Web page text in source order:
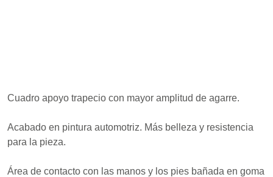
Cuadro apoyo trapecio con mayor amplitud de agarre.
Acabado en pintura automotriz. Más belleza y resistencia
para la pieza.
Área de contacto con las manos y los pies bañada en goma